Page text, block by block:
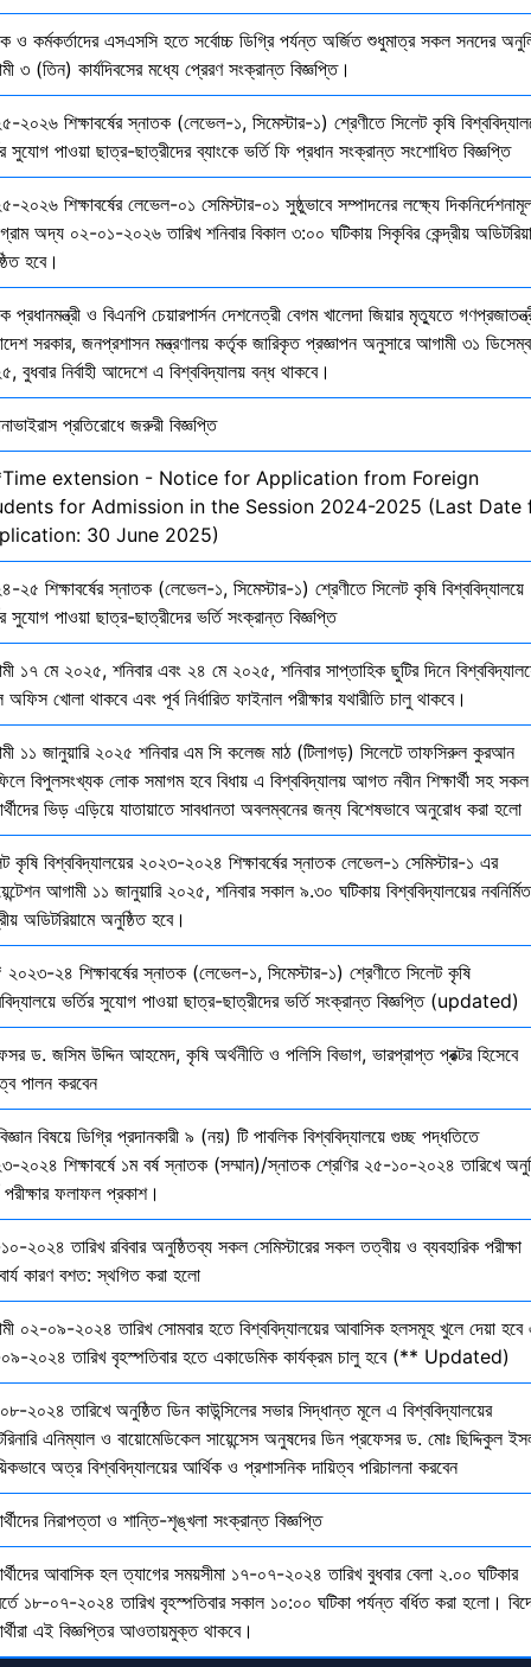
ও কর্মকর্তাদের এসএসসি হতে সর্বোচ্চ ডিগ্রি পর্যন্ত অর্জিত শুধুমাত্র সকল সনদের
৩ (তিন) কার্যদিবসের মধ্যে প্রেরণ সংক্রান্ত বিজ্ঞপ্তি।
২০২৬ শিক্ষাবর্ষের স্নাতক (লেভেল-১, সিমেস্টার-১) শ্রেণীতে সিলেট কৃষি
সুযোগ পাওয়া ছাত্র-ছাত্রীদের ব্যাংকে ভর্তি ফি প্রধান সংক্রান্ত সংশোধিত বিজ্ঞপ্তি
২০২৬ শিক্ষাবর্ষের লেভেল-০১ সেমিস্টার-০১ সুষ্ঠুভাবে সম্পাদনের লক্ষ্যে
অদ্য ০২-০১-২০২৬ তারিখ শনিবার বিকাল ৩:০০ ঘটিকায় সিকৃবির কেন্দ্রীয়
হবে।
প্রধানমন্ত্রী ও বিএনপি চেয়ারপার্সন দেশনেত্রী বেগম খালেদা জিয়ার মৃত্যুতে
সরকার, জনপ্রশাসন মন্ত্রণালয় কর্তৃক জারিকৃত প্রজ্ঞাপন অনুসারে আগামী ৩১
বুধবার নির্বাহী আদেশে এ বিশ্ববিদ্যালয় বন্ধ থাকবে।
প্রতিরোধে জরুরী বিজ্ঞপ্তি
extension - Notice for Application from Foreign
for Admission in the Session 2024-2025 (Last Date
30 June 2025)
২৫ শিক্ষাবর্ষের স্নাতক (লেভেল-১, সিমেস্টার-১) শ্রেণীতে সিলেট কৃষি বিশ্ববিদ্যালয়ে
সুযোগ পাওয়া ছাত্র-ছাত্রীদের ভর্তি সংক্রান্ত বিজ্ঞপ্তি
১৭ মে ২০২৫, শনিবার এবং ২৪ মে ২০২৫, শনিবার সাপ্তাহিক ছুটির দিনে
খোলা থাকবে এবং পূর্ব নির্ধারিত ফাইনাল পরীক্ষার যথারীতি চালু থাকবে।
১১ জানুয়ারি ২০২৫ শনিবার এম সি কলেজ মাঠ (টিলাগড়) সিলেটে তাফসিরুল কুরআন
বিপুলসংখ্যক লোক সমাগম হবে বিধায় এ বিশ্ববিদ্যালয় আগত নবীন শিক্ষার্থী সহ সকল
ভিড় এড়িয়ে যাতায়াতে সাবধানতা অবলম্বনের জন্য বিশেষভাবে অনুরোধ করা হলো
কৃষি বিশ্ববিদ্যালয়ের ২০২৩-২০২৪ শিক্ষাবর্ষের স্নাতক লেভেল-১ সেমিস্টার-১ এর
আগামী ১১ জানুয়ারি ২০২৫, শনিবার সকাল ৯.৩০ ঘটিকায় বিশ্ববিদ্যালয়ের নবনির্মিত
অডিটরিয়ামে অনুষ্ঠিত হবে।
২৪ শিক্ষাবর্ষের স্নাতক (লেভেল-১, সিমেস্টার-১) শ্রেণীতে সিলেট কৃষি
ভর্তির সুযোগ পাওয়া ছাত্র-ছাত্রীদের ভর্তি সংক্রান্ত বিজ্ঞপ্তি (updated)
ড. জসিম উদ্দিন আহমেদ, কৃষি অর্থনীতি ও পলিসি বিভাগ, ভারপ্রাপ্ত প্রক্টর হিসেবে
পালন করবেন
বিষয়ে ডিগ্রি প্রদানকারী ৯ (নয়) টি পাবলিক বিশ্ববিদ্যালয়ে গুচ্ছ পদ্ধতিতে
২০২৪ শিক্ষাবর্ষে ১ম বর্ষ স্নাতক (সম্মান)/স্নাতক শ্রেণির ২৫-১০-২০২৪ তারিখে
পরীক্ষার ফলাফল প্রকাশ।
২০২৪ তারিখ রবিবার অনুষ্ঠিতব্য সকল সেমিস্টারের সকল তত্বীয় ও ব্যবহারিক পরীক্ষা
কারণ বশত: স্থগিত করা হলো
০২-০৯-২০২৪ তারিখ সোমবার হতে বিশ্ববিদ্যালয়ের আবাসিক হলসমূহ খুলে দেয়া হবে
২০২৪ তারিখ বৃহস্পতিবার হতে একাডেমিক কার্যক্রম চালু হবে (** Updated)
২০২৪ তারিখে অনুষ্ঠিত ডিন কাউন্সিলের সভার সিদ্ধান্ত মূলে এ বিশ্ববিদ্যালয়ের
এনিম্যাল ও বায়োমেডিকেল সায়েন্সেস অনুষদের ডিন প্রফেসর ড. মোঃ ছিদ্দিকুল
অত্র বিশ্ববিদ্যালয়ের আর্থিক ও প্রশাসনিক দায়িত্ব পরিচালনা করবেন
নিরাপত্তা ও শান্তি-শৃঙ্খলা সংক্রান্ত বিজ্ঞপ্তি
আবাসিক হল ত্যাগের সময়সীমা ১৭-০৭-২০২৪ তারিখ বুধবার বেলা ২.০০ ঘটিকার
১৮-০৭-২০২৪ তারিখ বৃহস্পতিবার সকাল ১০:০০ ঘটিকা পর্যন্ত বর্ধিত করা হলো।
এই বিজ্ঞপ্তির আওতায়মুক্ত থাকবে।